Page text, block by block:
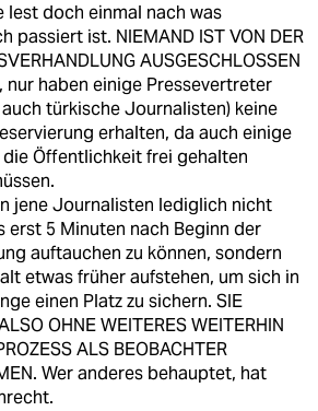
doch einmal nach was
passiert ist. NIEMAND IST VON DER
AUSGESCHLOSSEN
nur haben einige Pressevertreter
türkische Journalisten) keine
erhalten, da auch einige
die Öffentlichkeit frei gehalten
jene Journalisten lediglich nicht
erst 5 Minuten nach Beginn der
auftauchen zu können, sondern
etwas früher aufstehen, um sich in
einen Platz zu sichern. SIE
OHNE WEITERES WEITERHIN
ALS BEOBACHTER
Wer anderes behauptet, hat